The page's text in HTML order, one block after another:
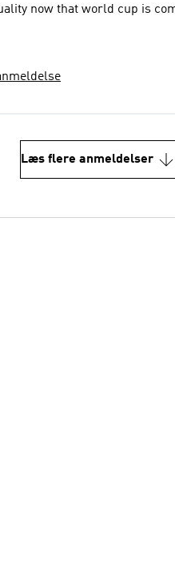
now that world cup is
Læs flere anmeldelser